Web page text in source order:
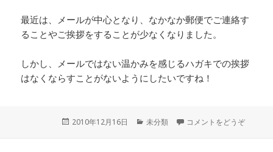
最近は、メールが中心となり、なかなか郵便でご連絡す
ることやご挨拶をすることが少なくなりました。
しかし、メールではない温かみを感じるハガキでの挨拶
はなくならすことがないようにしたいですね！
投
2010年12月16日
カ
未分類 コメントをどうぞ